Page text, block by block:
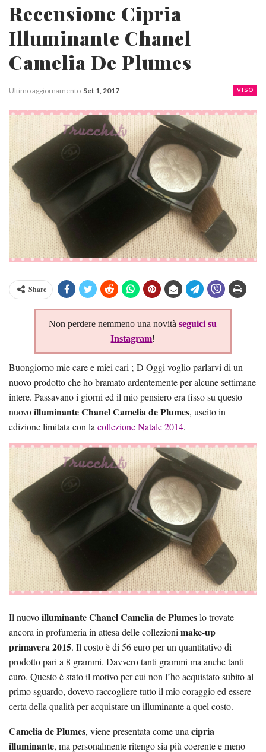
Recensione Cipria
Illuminante Chanel
Camelia De Plumes
VISO
Ultimo aggiornamento Set 1, 2017
Share
Non perdere nemmeno una novitàseguici su
Instagram!
Buongiorno mie care e miei cari ;-D Oggi voglio parlarvi di un
nuovo prodotto che ho bramato ardentemente per alcune settimane
intere. Passavano i giorni ed il mio pensiero era fisso su questo
nuovoilluminante Chanel Camelia de Plumes, uscito in
edizione limitata con la collezione Natale 2014.
Il nuovoilluminante Chanel Camelia de Plumeslo trovate
ancora in profumeria in attesa delle collezioni make-up
primavera 2015. Il costo è di 56 euro per un quantitativo di
prodotto pari a 8 grammi. Davvero tanti grammi ma anche tanti
euro. Questo è stato il motivo per cui non l’ho acquistato subito al
primo sguardo, dovevo raccogliere tutto il mio coraggio ed essere
certa della qualità per acquistare un illuminante a quel costo.
Camelia de Plumes, viene presentata come una cipria
illuminante, ma personalmente ritengo sia più coerente e meno